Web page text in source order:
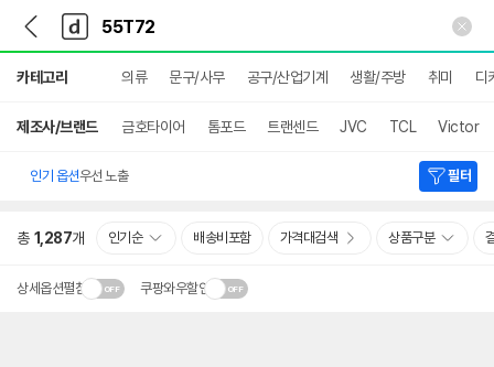
다
나
와
가
기
다
와
메
인
카테고리 의류 문구/사무 공구/산업기계 생활/주방 취미 디
제조사/브랜드 금호타이어 톰포드 트랜센드 JVC TCL Victor
인기 옵션우선 노출 필터
총 1,287개 인기순 배송비포함 가격대검색 상품구분
상세옵션펼침 쿠팡와우할인